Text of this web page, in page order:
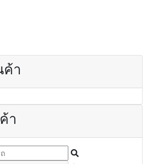
ค้า
า